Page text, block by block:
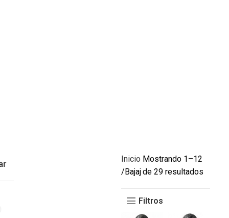
Inicio
Bajaj
Mostrando 1–12
de 29 resultados
Filtros